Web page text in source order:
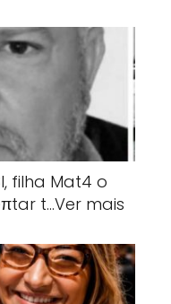
filha Mat4 o
t…Ver mais